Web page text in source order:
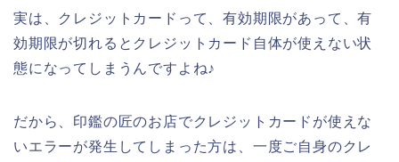
実は、クレジットカードって、有効期限があって、有
効期限が切れるとクレジットカード自体が使えない状
態になってしまうんですよね♪
だから、印鑑の匠のお店でクレジットカードが使えな
いエラーが発生してしまった方は、一度ご自身のクレ